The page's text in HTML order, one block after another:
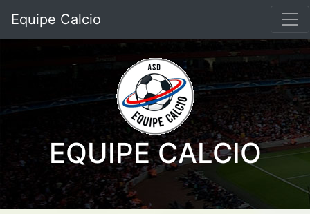
Equipe Calcio
EQUIPE CALCIO